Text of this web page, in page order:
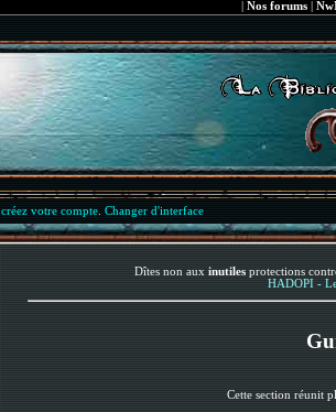
Nos forums|
créez votre compte Changer d'interface
Dîtes non aux inutiles protections
HADOPI -
Cette section réunit